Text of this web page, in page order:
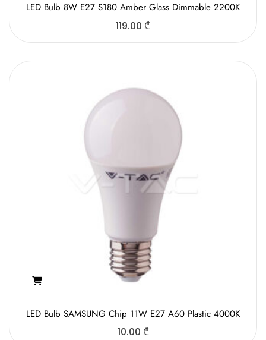
LED Bulb 8W E27 S180 Amber Glass Dimmable 2200K
119.00 ₾
LED Bulb SAMSUNG Chip 11W E27 A60 Plastic 4000K
10.00 ₾